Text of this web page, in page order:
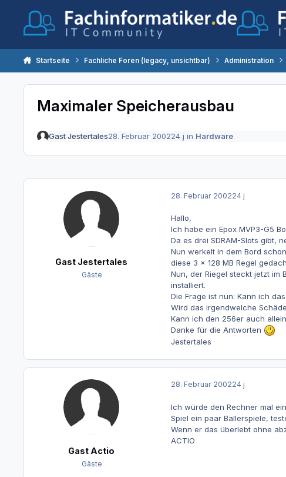
Startseite Fachliche Foren (legacy, unsichtbar) Administration
Maximaler Speicherausbau
Gast Jestertales28. Februar 200224 j in Hardware
Gast Jestertales
Gäste
28. Februar 200224 j
Hallo,
Ich habe ein Epox MVP3-G5
Da es drei SDRAM-Slots gibt,
Nun werkelt in dem Bord
diese 3 x 128 MB Regel
Nun, der Riegel steckt jetzt im
installiert.
Die Frage ist nun: Kann ich
Wird das irgendwelche
Kann ich den 256er auch
Danke für die Antworten
Jestertales
Gast Actio
Gäste
28. Februar 200224 j
Ich würde den Rechner mal
Spiel ein paar Ballerspiele,
Wenn er das überlebt ohne
ACTIO